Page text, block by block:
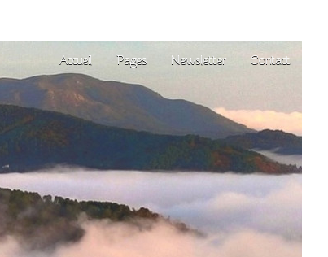
Accueil Pages Newsletter Contact